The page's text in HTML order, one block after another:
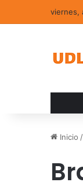
viernes,
Inicio /